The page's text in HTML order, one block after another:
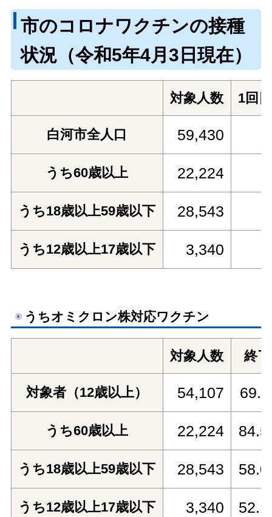
市のコロナワクチンの接種
状況（令和5年4月3日現在）
対象人数 1回
白河市全人口 59,430
うち60歳以上 22,224
うち18歳以上59歳以下 28,543
うち12歳以上17歳以下 3,340
うちオミクロン株対応ワクチン
対象人数 終
対象者（12歳以上） 54,107
うち60歳以上 22,224
うち18歳以上59歳以下 28,543
うち12歳以上17歳以下 3,340